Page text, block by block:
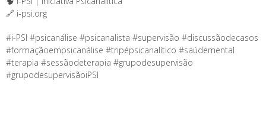
🔗 i-psi.org
#i-PSI #psicanálise #psicanalista #supervisão #discussãodecasos
#formaçãoempsicanálise #tripépsicanalítico #saúdemental
#terapia #sessãodeterapia #grupodesupervisão
#grupodesupervisãoiPSI